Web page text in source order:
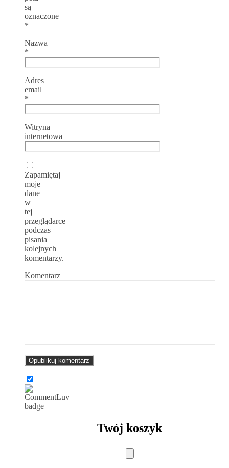
są
oznaczone
*
Nazwa
*
Adres
email
*
Witryna
internetowa
Zapamiętaj
moje
dane
w
tej
przeglądarce
podczas
pisania
kolejnych
komentarzy.
Komentarz
Twój koszyk